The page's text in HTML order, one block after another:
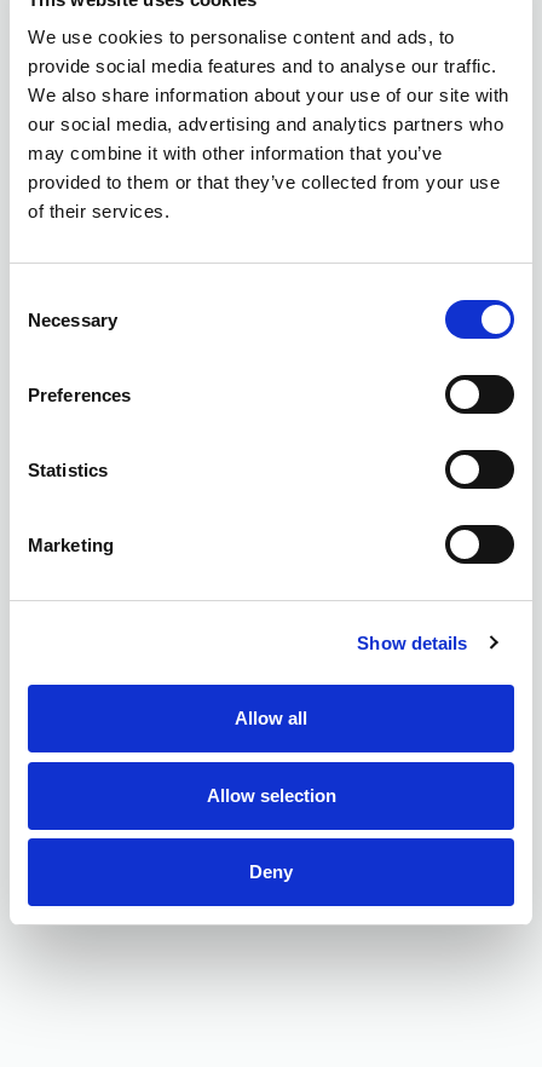
We use cookies to personalise content and ads, to
provide social media features and to analyse our traffic.
We also share information about your use of our site with
our social media, advertising and analytics partners who
may combine it with other information that you’ve
provided to them or that they’ve collected from your use
of their services.
Selection
Necessary
Preferences
Statistics
Marketing
Show details
Allow all
Allow selection
Deny